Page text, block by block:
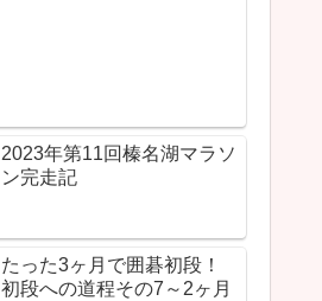
2023年第11回榛名湖マラソ
ン完走記
たった3ヶ月で囲碁初段！
初段への道程その7～2ヶ月